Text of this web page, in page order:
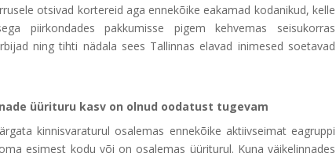
otsivad kortereid aga ennekõike eakamad kodanikud, kelle
piirkondades pakkumisse pigem kehvemas seisukorras
ning tihti nädala sees Tallinnas elavad inimesed soetavad
üürituru kasv on olnud oodatust tugevam
kinnisvaraturul osalemas ennekõike aktiivseimat eagruppi
esimest kodu või on osalemas üüriturul. Kuna väikelinnades